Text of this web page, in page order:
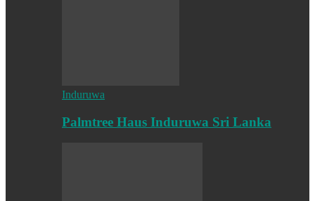
Induruwa
Palmtree Haus Induruwa Sri Lanka